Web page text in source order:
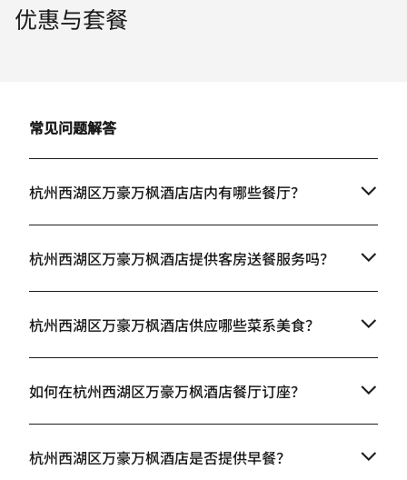
优惠与套餐
常见问题解答
杭州西湖区万豪万枫酒店店内有哪些餐厅？
杭州西湖区万豪万枫酒店提供客房送餐服务吗？
杭州西湖区万豪万枫酒店供应哪些菜系美食？
如何在杭州西湖区万豪万枫酒店餐厅订座？
杭州西湖区万豪万枫酒店是否提供早餐？